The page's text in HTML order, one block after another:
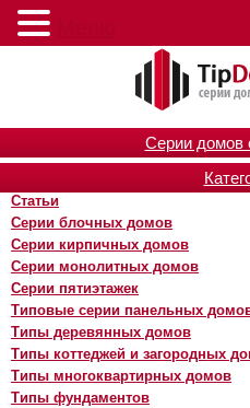
Серии домов
Статьи
Серии блочных домов
Серии кирпичных домов
Серии монолитных домов
Серии пятиэтажек
Типовые серии панельных
Типы деревянных домов
Типы коттеджей и загородных
Типы многоквартирных домов
Типы фундаментов